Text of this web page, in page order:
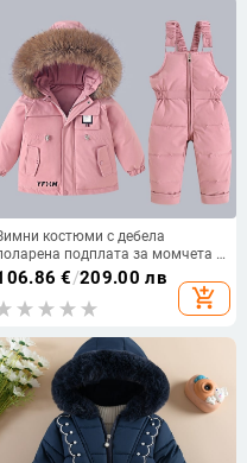
костюми с дебела
подплата за момчета и
корейски стил, топли и
ветроустойчиви, модерни зимни
€/209.00 лв
add_shopping_cart